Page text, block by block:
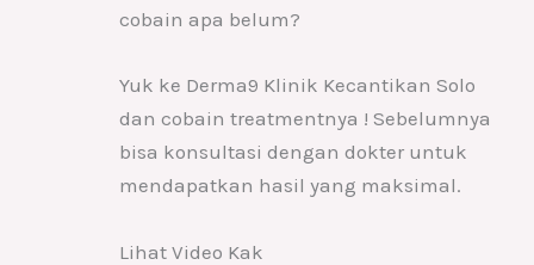
cobain apa belum?
Yuk ke Derma9 Klinik Kecantikan Solo
dan cobain treatmentnya ! Sebelumnya
bisa konsultasi dengan dokter untuk
mendapatkan hasil yang maksimal.
Lihat Video Kak